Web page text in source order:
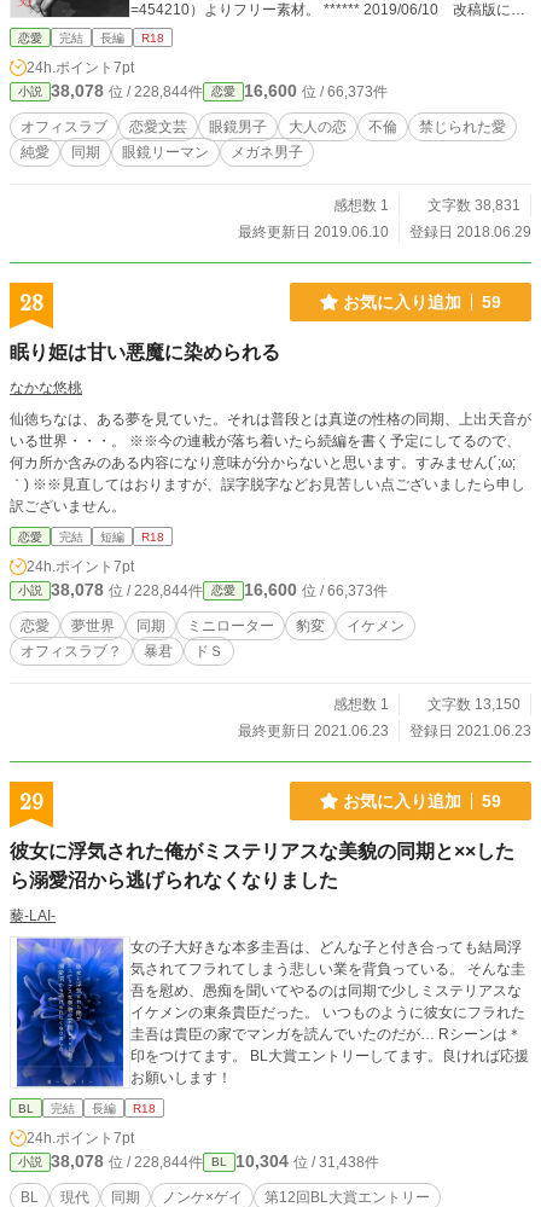
=454210）よりフリー素材。 ****** 2019/06/10 改稿版に差
恋愛 完結 長編 R18
24h.ポイント 7pt
小説 38,078 位 / 228,844件 恋愛 16,600 位 / 66,373件
オフィスラブ 恋愛文芸 眼鏡男子 大人の恋 不倫
禁じられた愛
純愛
同期 眼鏡リーマン メガネ男子
感想数 1
文字数 38,831
最終更新日 2019.06.10
登録日 2018.06.29
28 お気に入り追加 59
眠り姫は甘い悪魔に染められる
なかな悠桃
仙徳ちなは、ある夢を見ていた。それは普段とは真逆の性格の同期、上出天音が
いる世界・・・。 ※※今の連載が落ち着いたら続編を書く予定にしてるので、
何カ所か含みのある内容になり意味が分からないと思います。すみません(´;ω;
｀) ※※見直してはおりますが、誤字脱字などお見苦しい点ございましたら申し
訳ございません。
恋愛 完結 短編 R18
24h.ポイント 7pt
小説 38,078 位 / 228,844件 恋愛 16,600 位 / 66,373件
恋愛 夢世界 同期 ミニローター 豹変
イケメン
オフィスラブ？
暴君 ドＳ
感想数 1
文字数 13,150
最終更新日 2021.06.23
登録日 2021.06.23
29 お気に入り追加 59
彼女に浮気された俺がミステリアスな美貌の同期と××した
ら溺愛沼から逃げられなくなりました
藜-LAI-
女の子大好きな本多圭吾は、どんな子と付き合っても結局浮
気されてフラれてしまう悲しい業を背負っている。 そんな圭
吾を慰め、愚痴を聞いてやるのは同期で少しミステリアスな
イケメンの東条貴臣だった。 いつものように彼女にフラれた
圭吾は貴臣の家でマンガを読んでいたのだが… Rシーンは＊
印をつけてます。 BL大賞エントリーしてます。良ければ応援
お願いします！
BL 完結 長編 R18
24h.ポイント 7pt
小説 38,078 位 / 228,844件 BL 10,304 位 / 31,438件
BL 現代 同期 ノンケ×ゲイ
第12回BL大賞エントリー